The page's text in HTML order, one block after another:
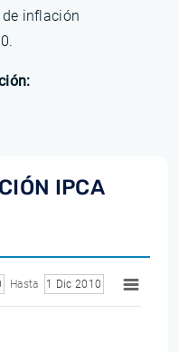
inflación
IPCA
Hasta 1 Dic 2010